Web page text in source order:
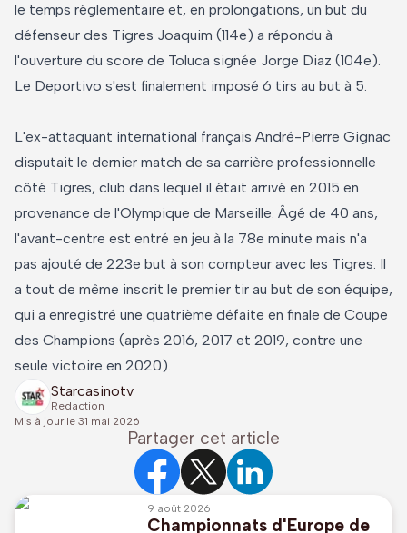
le temps réglementaire et, en prolongations, un but du
défenseur des Tigres Joaquim (114e) a répondu à
l'ouverture du score de Toluca signée Jorge Diaz (104e).
Le Deportivo s'est finalement imposé 6 tirs au but à 5.
L'ex-attaquant international français André-Pierre Gignac
disputait le dernier match de sa carrière professionnelle
côté Tigres, club dans lequel il était arrivé en 2015 en
provenance de l'Olympique de Marseille. Âgé de 40 ans,
l'avant-centre est entré en jeu à la 78e minute mais n'a
pas ajouté de 223e but à son compteur avec les Tigres. Il
a tout de même inscrit le premier tir au but de son équipe,
qui a enregistré une quatrième défaite en finale de Coupe
des Champions (après 2016, 2017 et 2019, contre une
seule victoire en 2020).
Starcasinotv
Redaction
Mis à jour le 31 mai 2026
Partager cet article
9 août 2026
Championnats d'Europe de